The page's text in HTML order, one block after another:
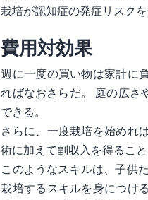
栽培が認知症の発症リスク
費用対効果
週に一度の買い物は家計に
ればなおさらだ。 庭の広さ
できる。
さらに、一度栽培を始めれ
術に加えて副収入を得ること
このようなスキルは、子供
栽培するスキルを身につけ